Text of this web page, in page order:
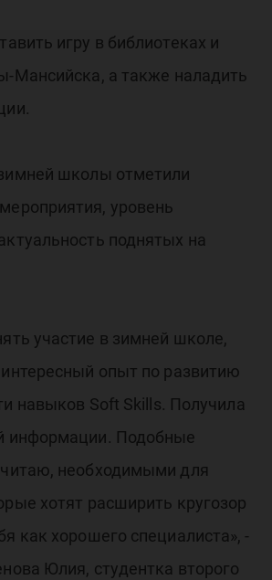
игру в библиотеках и
Мансийска, а также наладить
школы отметили
уровень
поднятых на
участие в зимней школе,
интересный опыт по развитию
навыков Soft Skills. Получила
информации. Подобные
необходимыми для
хотят расширить кругозор
как хорошего специалиста», -
Юлия, студентка второго